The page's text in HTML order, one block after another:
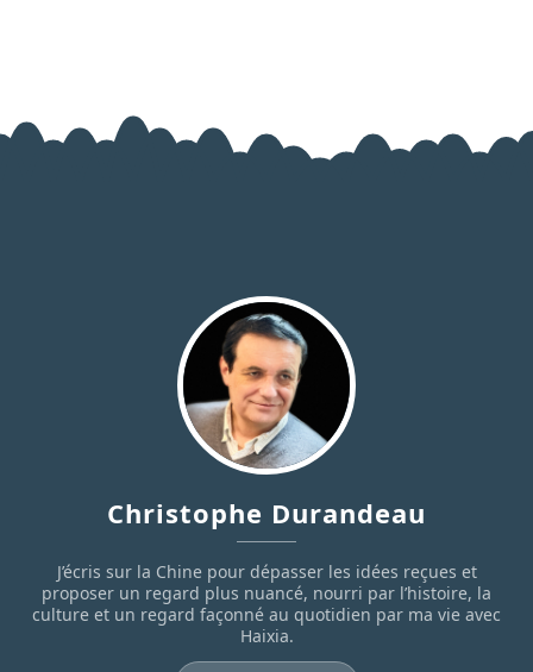
Christophe Durandeau
J’écris sur la Chine pour dépasser les idées reçues et
proposer un regard plus nuancé, nourri par l’histoire, la
culture et un regard façonné au quotidien par ma vie avec
Haixia.